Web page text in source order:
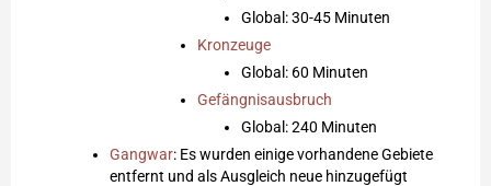
Global: 30-45 Minuten
Kronzeuge
Global: 60 Minuten
Gefängnisausbruch
Global: 240 Minuten
Gangwar: Es wurden einige vorhandene Gebiete
entfernt und als Ausgleich neue hinzugefügt